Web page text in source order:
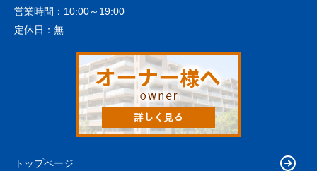
営業時間： 10:00～19:00
定休日： 無
トップページ